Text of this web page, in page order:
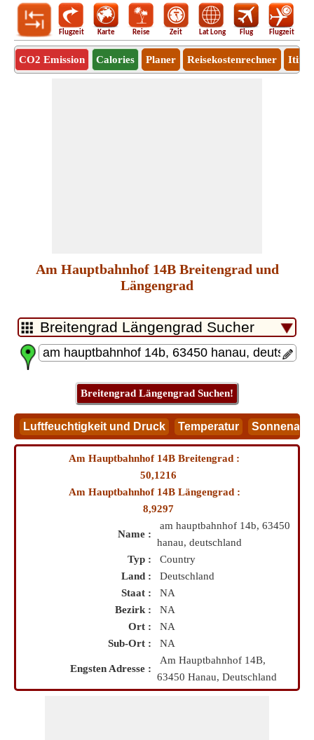
Flugzeit Karte Reise Zeit Lat Long Flug Flugzeit
CO2 Emission Calories Planer Reisekostenrechner
Am Hauptbahnhof 14B Breitengrad und
Längengrad
Am Hauptbahnhof 14B Breitengrad :
50,1216
Am Hauptbahnhof 14B Längengrad :
8,9297
Name :
am hauptbahnhof 14b, 63450
hanau, deutschland
Typ :
Country
Land :
Deutschland
Staat :
NA
Bezirk :
NA
Ort :
NA
Sub-Ort :
NA
Engsten Adresse :
Am Hauptbahnhof 14B,
63450 Hanau, Deutschland